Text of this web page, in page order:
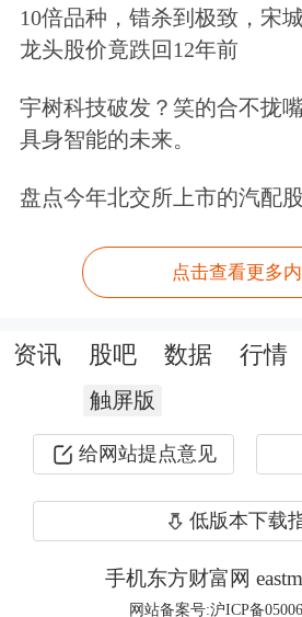
业上市交易记录。
（周五）在纳斯达克
认购需求来自全球长线
专项基金、主权财富基
球投资者等多类机构
Gifford、Coatue
Situational Awareness
计高达70亿美元的认购
10倍品种，错杀到极致，宋
龙头股价竟跌回12年前
宇树科技破发？笑的合不拢
具身智能的未来。
盘点今年北交所上市的汽配股
点击查看更多
资讯 股吧 数据 行情
触屏版
给网站提点意见
低版本下载
手机东方财富网
网站备案号:沪ICP备